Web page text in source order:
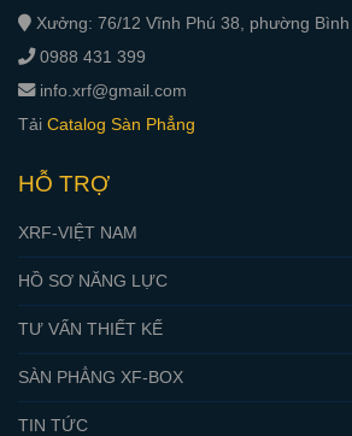
Xưởng: 76/12 Vĩnh Phú 38, phường
0988 431 399
info.xrf@gmail.com
Tải Catalog Sàn Phẳng
HỖ TRỢ
XRF-VIỆT NAM
HỒ SƠ NĂNG LỰC
TƯ VẤN THIẾT KẾ
SÀN PHẲNG XF-BOX
TIN TỨC